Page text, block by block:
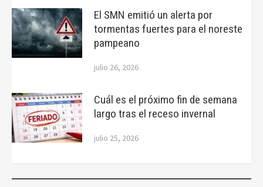
El SMN emitió un alerta por
tormentas fuertes para el noreste
pampeano
julio 26, 2026
Cuál es el próximo fin de semana
largo tras el receso invernal
julio 25, 2026